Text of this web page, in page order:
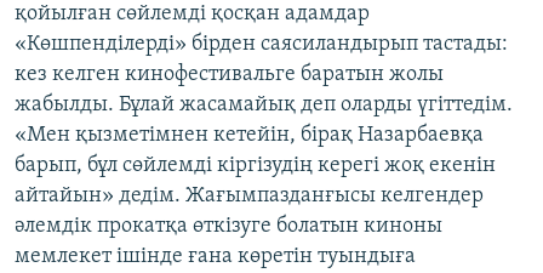
қойылған сөйлемді қосқан адамдар
«Көшпенділерді» бірден саясиландырып тастады:
кез келген кинофестивальге баратын жолы
жабылды. Бұлай жасамайық деп оларды үгіттедім.
«Мен қызметімнен кетейін, бірақ Назарбаевқа
барып, бұл сөйлемді кіргізудің керегі жоқ екенін
айтайын» дедім. Жағымпазданғысы келгендер
әлемдік прокатқа өткізуге болатын киноны
мемлекет ішінде ғана көретін туындыға